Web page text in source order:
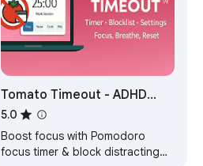
Tomato Timeout - ADHD
Focus Timer + Site Blocking™
5.0
Boost focus with Pomodoro
focus timer & block distracting